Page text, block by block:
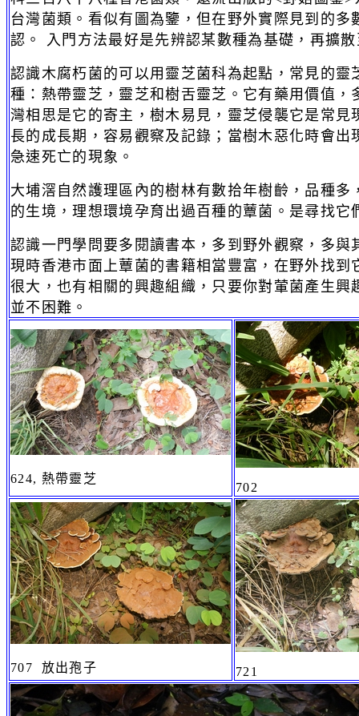
台灣菌類。看似有圖為鑒，但在野外實際見到的多
認。 入門方法最好是先辨認某數種為基礎，再擴
認識木腐朽菌的可以用靈芝菌科為起點，常見的靈
種：熱帶靈芝，靈芝和樹舌靈芝。它有藥用價值，
灣相思是它的寄主，樹木易見，靈芝侵襲它是常見
長的成長期，容易觀察及記錄；當樹木惡化時會出
急速死亡的現象。
大埔滘自然護理區內的樹林有數拾年樹齡，品種多
的生境，理想環境孕育出過百種的蕈菌。是尋找它
認識一門學問要多閱讀書本，多到野外觀察，多與
現時香港市面上蕈菌的書籍相當豐富，在野外找到
很大，也有相關的興趣組織，只要你對葷菌產生興
並不困難。
624, 熱帶靈芝
702
707 放出孢子 721